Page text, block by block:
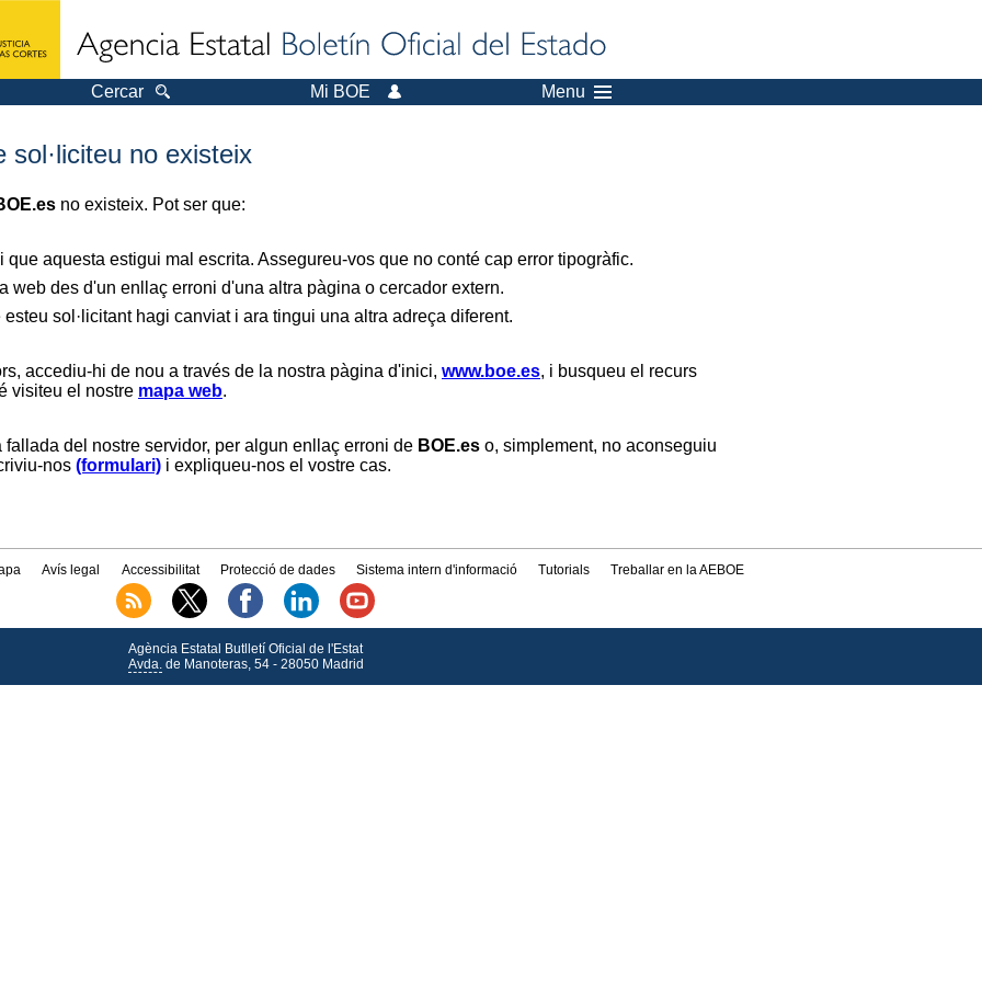
Cercar Mi BOE Menu
no existeix
no existeix. Pot ser que:
aquesta estigui mal escrita. Assegureu-vos que no conté cap error tipogràfic.
web des d'un enllaç erroni d'una altra pàgina o cercador extern.
sol·licitant hagi canviat i ara tingui una altra adreça diferent.
accediu-hi de nou a través de la nostra pàgina d'inici, www.boe.es, i busqueu el recurs
visiteu el nostre mapa web.
del nostre servidor, per algun enllaç erroni de BOE.es o, simplement, no aconseguiu
nos (formulari) i expliqueu-nos el vostre cas.
Avís legal Accessibilitat Protecció de dades Sistema intern d'informació Tutorials Treballar en la AEBOE
Agència Estatal Butlletí Oficial de l'Estat
Avda.de Manoteras, 54 - 28050 Madrid